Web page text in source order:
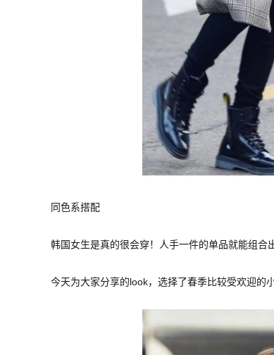
同色系搭配
韩国女生是真的很会穿！人手一件的单品就能组合
今天为大家分享的look，选择了春季比较受欢迎的